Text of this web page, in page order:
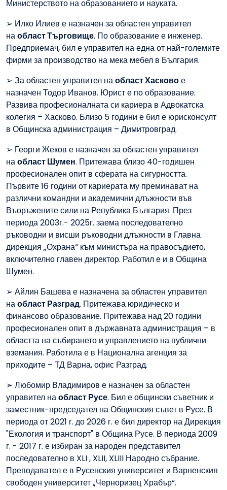
Министерството на образованието и науката.
➢ Илко Илиев е назначен за областен управител
наобласт Търговище. По образование е инженер.
Предприемач, бил е управител на една от най-големите
фирми за производство на мека мебел в България.
➢ За областен управител наобласт Хасковое
назначен Тодор Иванов. Юрист е по образование.
Развива професионалната си кариера в Адвокатска
колегия – Хасково. Близо 5 години е бил е юрисконсулт
в Общинска администрация – Димитровград.
➢ Георги Жеков е назначен за областен управител
наобласт Шумен. Притежава близо 40-годишен
професионален опит в сферата на сигурността.
Първите 16 години от кариерата му преминават на
различни командни и академични длъжности във
Въоръжените сили на Република България. През
периода 2003г.- 2025г. заема последователно
ръководни и висши ръководни длъжности в Главна
дирекция „Охрана“ към министъра на правосъдието,
включително главен директор. Работил е и в Община
Шумен.
➢ Айлин Башева е назначена за областен управител
наобласт Разград. Притежава юридическо и
финансово образование. Притежава над 20 години
професионален опит в държавната администрация – в
областта на събирането и управлението на публични
вземания. Работила е в Национална агенция за
приходите – ТД Варна, офис Разград.
➢ Любомир Владимиров е назначен за областен
управител наобласт Русе. Бил е общински съветник и
заместник-председател на Общинския съвет в Русе. В
периода от 2021 г. до 2026 г. е бил директор на Дирекция
"Екология и транспорт" в Община Русе. В периода 2009
г. - 2017 г. е избиран за народен представител
последователно в XLI , XLII, XLIII Народно събрание.
Преподавател е в Русенския университет и Варненския
свободен университет „Черноризец Храбър“.